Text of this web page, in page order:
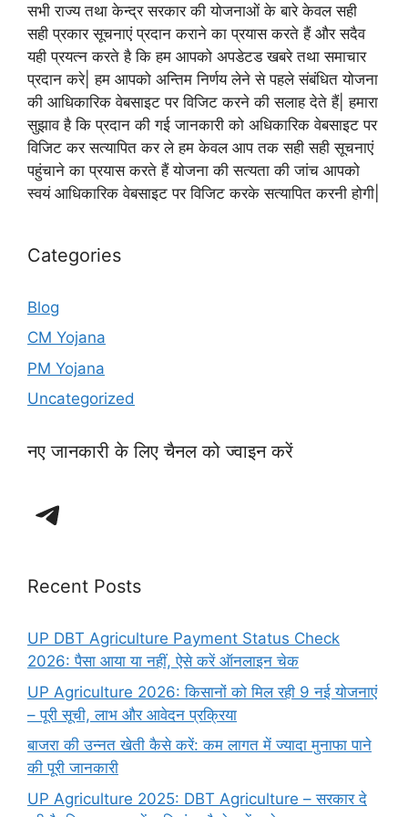
सभी राज्य तथा केन्द्र सरकार की योजनाओं के बारे केवल सही
सही प्रकार सूचनाएं प्रदान कराने का प्रयास करते हैं और सदैव
यही प्रयत्न करते है कि हम आपको अपडेटड खबरे तथा समाचार
प्रदान करे| हम आपको अन्तिम निर्णय लेने से पहले संबंधित योजना
की आधिकारिक वेबसाइट पर विजिट करने की सलाह देते हैं| हमारा
सुझाव है कि प्रदान की गई जानकारी को अधिकारिक वेबसाइट पर
विजिट कर सत्यापित कर ले हम केवल आप तक सही सही सूचनाएं
पहुंचाने का प्रयास करते हैं योजना की सत्यता की जांच आपको
स्वयं आधिकारिक वेबसाइट पर विजिट करके सत्यापित करनी होगी|
Categories
Blog
CM Yojana
PM Yojana
Uncategorized
नए जानकारी के लिए चैनल को ज्वाइन करें
Telegram
Recent Posts
UP DBT Agriculture Payment Status Check
2026: पैसा आया या नहीं, ऐसे करें ऑनलाइन चेक
UP Agriculture 2026: किसानों को मिल रही 9 नई योजनाएं
– पूरी सूची, लाभ और आवेदन प्रक्रिया
बाजरा की उन्नत खेती कैसे करें: कम लागत में ज्यादा मुनाफा पाने
की पूरी जानकारी
UP Agriculture 2025: DBT Agriculture – सरकार दे